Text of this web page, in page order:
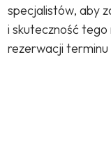
specjalistów, aby
i skuteczność
rezerwacji